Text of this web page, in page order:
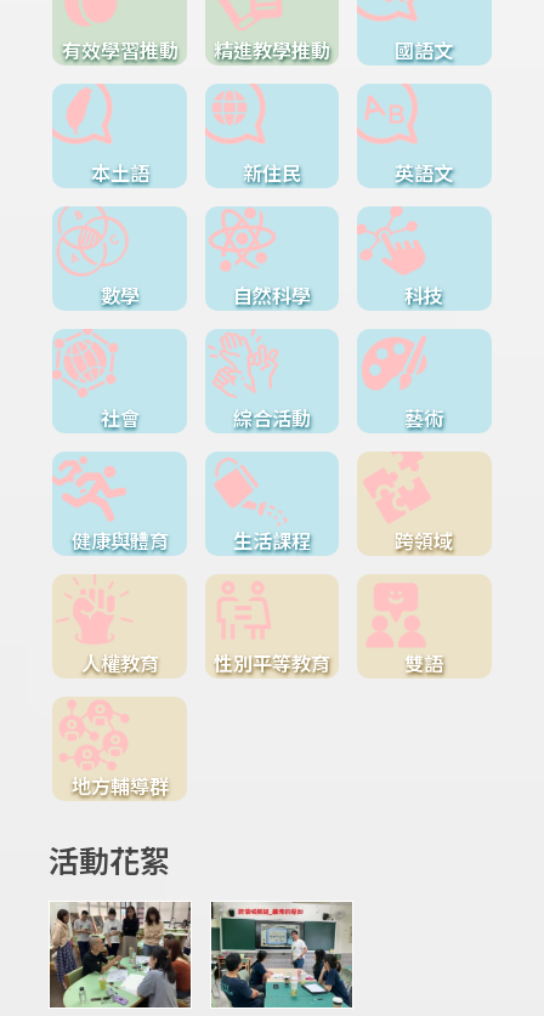
有效學習推動 精進教學推動 國語文
本土語 新住民 英語文
數學 自然科學 科技
社會 綜合活動 藝術
健康與體育 生活課程 跨領域
人權教育 性別平等教育 雙語
地方輔導群
活動花絮